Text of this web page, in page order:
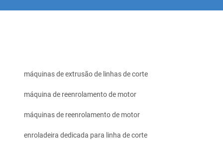
máquinas de extrusão de linhas de corte
máquina de reenrolamento de motor
máquinas de reenrolamento de motor
enroladeira dedicada para linha de corte